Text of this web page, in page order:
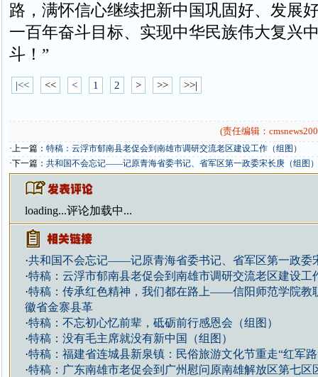
路，满怀信心继续把新中国巩固好、发展
一百年奋斗目标、实现中华民族伟大复兴
斗！”
|<< << < 1 2 > >> >>|
(责任编辑：
·上一篇： 特稿：云浮市郁南县老促会到南雄市调研交流老区建设工作（组图）
·下一篇： 共和国不会忘记——记原青海省委书记、省军区第一政委宋长庚（组图）
loading...评论加载中...
·共和国不会忘记——记原青海省委书记、省军区第一政委
·特稿：云浮市郁南县老促会到南雄市调研交流老区建设工
·特稿：传承红色精神，我们都在路上——信阳师范学院教
徽省金寨县革
·特稿：不忘初心忆前辈，砥砺前行感恩会（组图）
·特稿：没有毛主席就没有新中国（组图）
·特稿：福建省连城县新泉镇：民俗旅游文化节重走“红军
·特稿：广东南雄市老促会到广州慰问原南雄解放区第七区